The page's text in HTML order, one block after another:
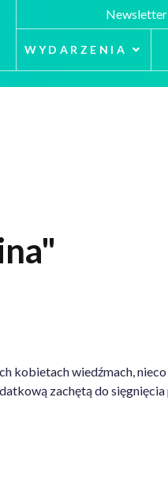
Newsletter
WYDARZENIA
kobietach wiedźmach,
zachętą do